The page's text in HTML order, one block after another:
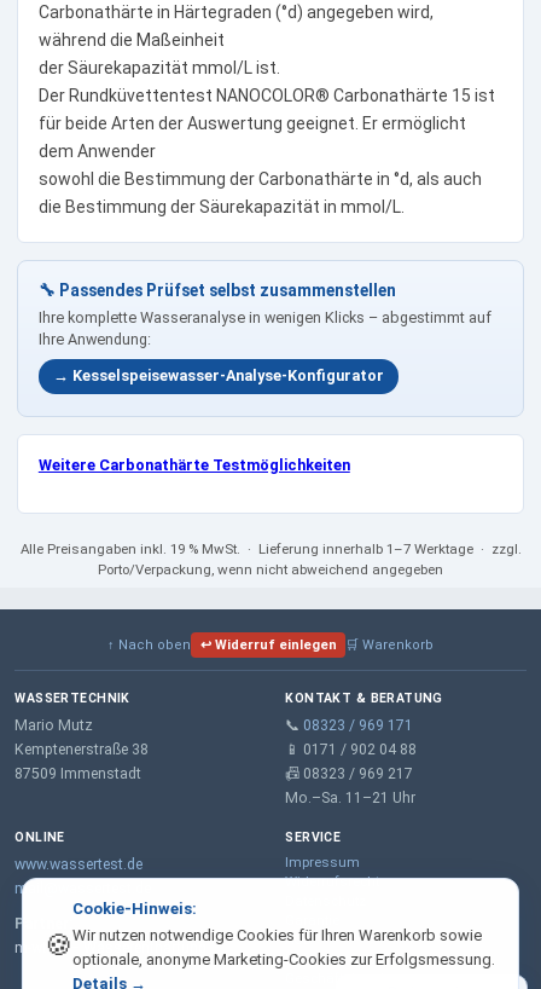
🍪
Cookie-Hinweis:
Wir nutzen notwendige Cookies für Ihren Warenkorb sowie
optionale, anonyme Marketing-Cookies zur Erfolgsmessung.
Details →
Carbonathärte in Härtegraden (°d) angegeben wird,
während die Maßeinheit
der Säurekapazität mmol/L ist.
Der Rundküvettentest NANOCOLOR® Carbonathärte 15 ist
für beide Arten der Auswertung geeignet. Er ermöglicht
dem Anwender
sowohl die Bestimmung der Carbonathärte in °d, als auch
die Bestimmung der Säurekapazität in mmol/L.
🔧 Passendes Prüfset selbst zusammenstellen
Ihre komplette Wasseranalyse in wenigen Klicks – abgestimmt auf
Ihre Anwendung:
→ Kesselspeisewasser-Analyse-Konfigurator
Weitere Carbonathärte Testmöglichkeiten
Alle Preisangaben inkl. 19 % MwSt.
· Lieferung innerhalb 1–7 Werktage · zzgl.
Porto/Verpackung, wenn nicht abweichend angegeben
↑ Nach oben ↩ Widerruf einlegen 🛒 Warenkorb
WASSERTECHNIK
Mario Mutz
Kemptenerstraße 38
87509 Immenstadt
KONTAKT & BERATUNG
📞 08323 / 969 171
📱 0171 / 902 04 88
📠 08323 / 969 217
Mo.–Sa. 11–21 Uhr
ONLINE
www.wassertest.de
mail@wassertest.de
Partner:
m-wt.de – Wasserenthärtung
SERVICE
Impressum
Widerrufsrecht
AGB
Lieferung & Zahlung